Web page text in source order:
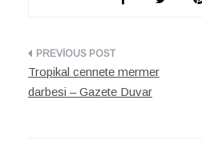
Yazı
dolaşımı
Tropikal cennete mermer
darbesi – Gazete Duvar